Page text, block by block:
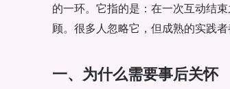
的一环。它指的是：在一次互动结
顾。很多人忽略它，但成熟的实践
一、为什么需要事后关怀